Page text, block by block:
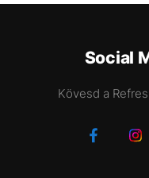
Social
Kövesd a